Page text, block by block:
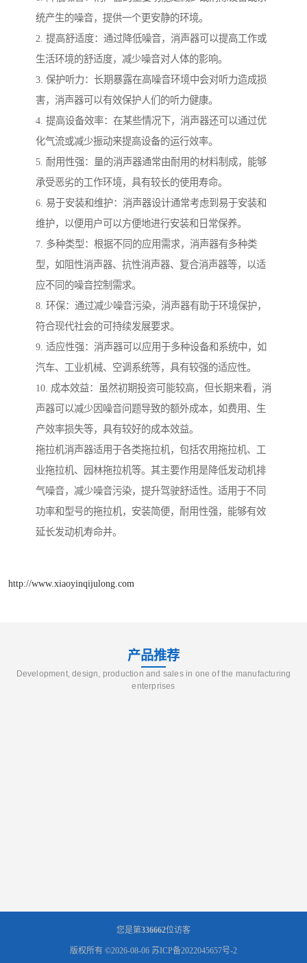
统产生的噪音，提供一个更安静的环境。
2. 提高舒适度：通过降低噪音，消声器可以提高工作或
生活环境的舒适度，减少噪音对人体的影响。
3. 保护听力：长期暴露在高噪音环境中会对听力造成损
害，消声器可以有效保护人们的听力健康。
4. 提高设备效率：在某些情况下，消声器还可以通过优
化气流或减少振动来提高设备的运行效率。
5. 耐用性强：量的消声器通常由耐用的材料制成，能够
承受恶劣的工作环境，具有较长的使用寿命。
6. 易于安装和维护：消声器设计通常考虑到易于安装和
维护，以便用户可以方便地进行安装和日常保养。
7. 多种类型：根据不同的应用需求，消声器有多种类
型，如阻性消声器、抗性消声器、复合消声器等，以适
应不同的噪音控制需求。
8. 环保：通过减少噪音污染，消声器有助于环境保护，
符合现代社会的可持续发展要求。
9. 适应性强：消声器可以应用于多种设备和系统中，如
汽车、工业机械、空调系统等，具有较强的适应性。
10. 成本效益：虽然初期投资可能较高，但长期来看，消
声器可以减少因噪音问题导致的额外成本，如费用、生
产效率损失等，具有较好的成本效益。
拖拉机消声器适用于各类拖拉机，包括农用拖拉机、工
业拖拉机、园林拖拉机等。其主要作用是降低发动机排
气噪音，减少噪音污染，提升驾驶舒适性。适用于不同
功率和型号的拖拉机，安装简便，耐用性强，能够有效
延长发动机寿命并。
http://www.xiaoyinqijulong.com
产品推荐
Development, design, production and sales in one of the manufacturing
enterprises
您是第336662位访客
版权所有 ©2026-08-06 苏ICP备2022045657号-2